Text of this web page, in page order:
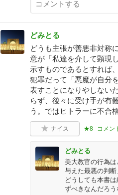
どみとる
どうも主張が善悪非対称
意が「私達を介して顕現
示すものであるとすれば
犯罪だって「悪魔が自分
表すことになりやしない
らず、後々に受け手が有
う。ではヒトラーに不合
ナイス ★8 コメン
どみとる
美大教官の行為
与えた最悪の判
どうしても本書
ずべきなんだろう